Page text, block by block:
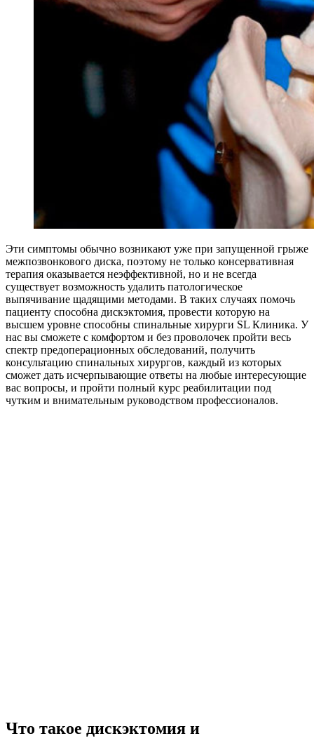
Эти симптомы обычно возникают уже при запущенной грыже
межпозвонкового диска, поэтому не только консервативная
терапия оказывается неэффективной, но и не всегда
существует возможность удалить патологическое
выпячивание щадящими методами. В таких случаях помочь
пациенту способна дискэктомия, провести которую на
высшем уровне способны спинальные хирурги SL Клиника. У
нас вы сможете с комфортом и без проволочек пройти весь
спектр предоперационных обследований, получить
консультацию спинальных хирургов, каждый из которых
сможет дать исчерпывающие ответы на любые интересующие
вас вопросы, и пройти полный курс реабилитации под
чутким и внимательным руководством профессионалов.
Что такое дискэктомия и